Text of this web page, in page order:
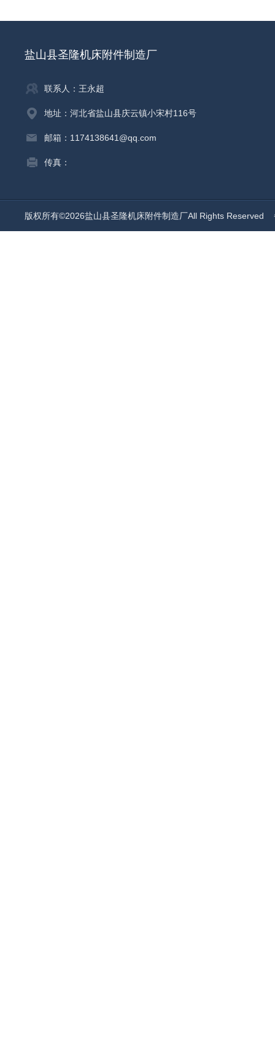
盐山县圣隆机床附件制造厂
联系人：王永超
地址：河北省盐山县庆云镇小宋村116号
邮箱：1174138641@qq.com
传真：
版权所有©2026盐山县圣隆机床附件制造厂All Rights Reserved